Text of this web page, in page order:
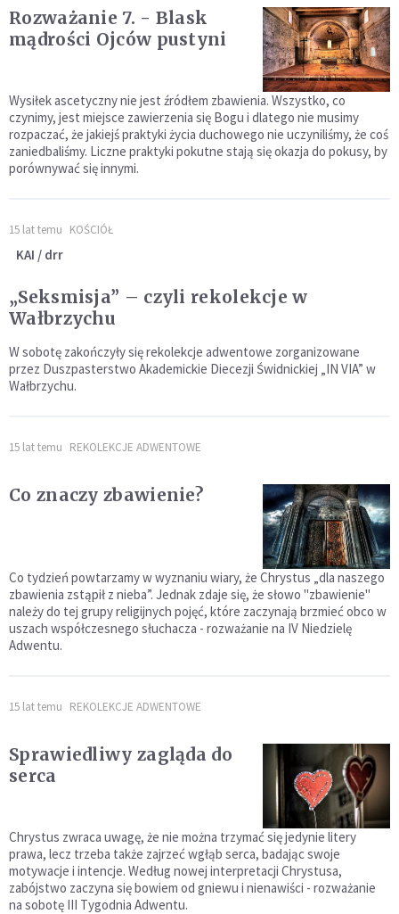
Rozważanie 7. - Blask
mądrości Ojców pustyni
Wysiłek ascetyczny nie jest źródłem zbawienia. Wszystko, co
czynimy, jest miejsce zawierzenia się Bogu i dlatego nie musimy
rozpaczać, że jakiejś praktyki życia duchowego nie uczyniliśmy, że coś
zaniedbaliśmy. Liczne praktyki pokutne stają się okazja do pokusy, by
porównywać się innymi.
15 lat temu KOŚCIÓŁ
KAI / drr
„Seksmisja” – czyli rekolekcje w
Wałbrzychu
W sobotę zakończyły się rekolekcje adwentowe zorganizowane
przez Duszpasterstwo Akademickie Diecezji Świdnickiej „IN VIA” w
Wałbrzychu.
15 lat temu REKOLEKCJE ADWENTOWE
Co znaczy zbawienie?
Co tydzień powtarzamy w wyznaniu wiary, że Chrystus „dla naszego
zbawienia zstąpił z nieba”. Jednak zdaje się, że słowo "zbawienie"
należy do tej grupy religijnych pojęć, które zaczynają brzmieć obco w
uszach współczesnego słuchacza - rozważanie na IV Niedzielę
Adwentu.
15 lat temu REKOLEKCJE ADWENTOWE
Sprawiedliwy zagląda do
serca
Chrystus zwraca uwagę, że nie można trzymać się jedynie litery
prawa, lecz trzeba także zajrzeć wgłąb serca, badając swoje
motywacje i intencje. Według nowej interpretacji Chrystusa,
zabójstwo zaczyna się bowiem od gniewu i nienawiści - rozważanie
na sobotę III Tygodnia Adwentu.